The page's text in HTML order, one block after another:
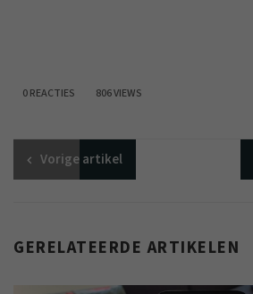
0 REACTIES 806 VIEWS
Vorigeartikel
GERELATEERDE ARTIKELEN